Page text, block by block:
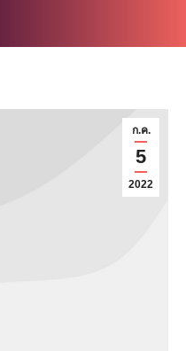
ก.ค.
5
2022